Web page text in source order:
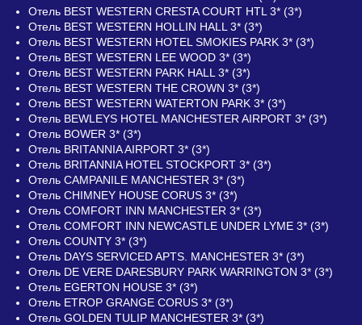
Отель BEST WESTERN CRESTA COURT HTL 3* (3*)
Отель BEST WESTERN HOLLIN HALL 3* (3*)
Отель BEST WESTERN HOTEL SMOKIES PARK 3* (3*)
Отель BEST WESTERN LEE WOOD 3* (3*)
Отель BEST WESTERN PARK HALL 3* (3*)
Отель BEST WESTERN THE CROWN 3* (3*)
Отель BEST WESTERN WATERTON PARK 3* (3*)
Отель BEWLEYS HOTEL MANCHESTER AIRPORT 3* (3*)
Отель BOWER 3* (3*)
Отель BRITANNIA AIRPORT 3* (3*)
Отель BRITANNIA HOTEL STOCKPORT 3* (3*)
Отель CAMPANILE MANCHESTER 3* (3*)
Отель CHIMNEY HOUSE CORUS 3* (3*)
Отель COMFORT INN MANCHESTER 3* (3*)
Отель COMFORT INN NEWCASTLE UNDER LYME 3* (3*)
Отель COUNTY 3* (3*)
Отель DAYS SERVICED APTS. MANCHESTER 3* (3*)
Отель DE VERE DARESBURY PARK WARRINGTON 3* (3*)
Отель EGERTON HOUSE 3* (3*)
Отель ETROP GRANGE CORUS 3* (3*)
Отель GOLDEN TULIP MANCHESTER 3* (3*)